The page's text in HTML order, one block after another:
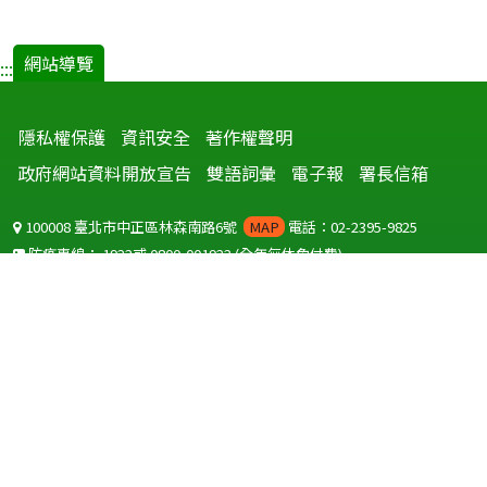
::: 網站導覽
隱私權保護 資訊安全 著作權聲明
政府網站資料開放宣告
雙語詞彙 電子報 署長信箱
100008 臺北市中正區林森南路6號 MAP 電話：02-2395-9825
防疫專線：1922或0800-001922(全年無休免付費)